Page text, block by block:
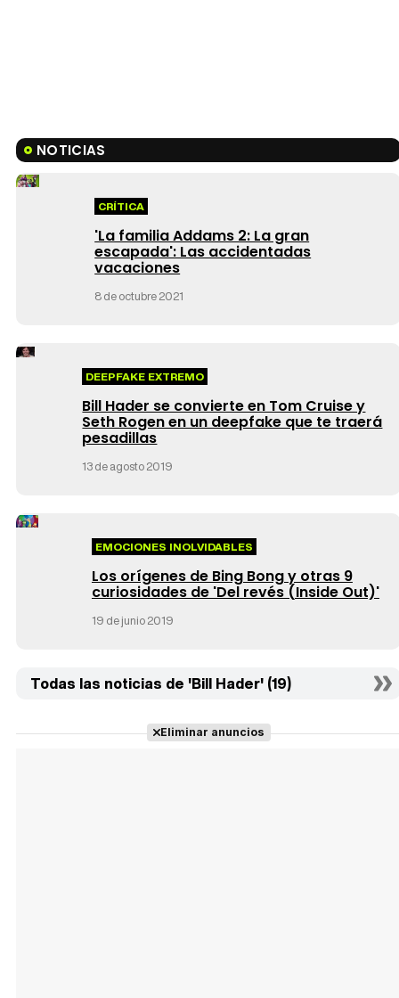
NOTICIAS
CRÍTICA
'La familia Addams 2: La gran
escapada': Las accidentadas
vacaciones
8 de octubre 2021
DEEPFAKE EXTREMO
Bill Hader se convierte en Tom Cruise y
Seth Rogen en un deepfake que te traerá
pesadillas
13 de agosto 2019
EMOCIONES INOLVIDABLES
Los orígenes de Bing Bong y otras 9
curiosidades de 'Del revés (Inside Out)'
19 de junio 2019
Todas las noticias de 'Bill Hader' (19)
Eliminar anuncios